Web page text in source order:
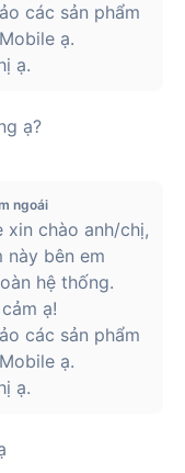
các sản phẩm
ạ.
ạ.
ạ?
ngoái
xin chào anh/chị,
này bên em
hệ thống.
ạ!
các sản phẩm
ạ.
ạ.